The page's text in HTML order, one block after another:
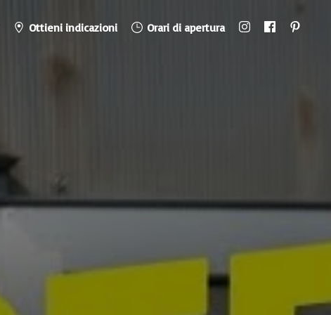
Ottieni indicazioni Orari di apertura